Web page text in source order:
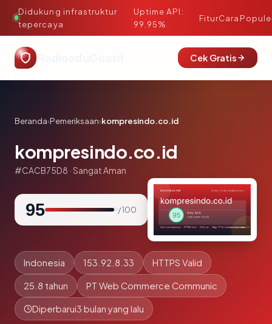
Didukung infrastruktur
tepercaya
·
Uptime API:
99.95%
FiturCara
Cek Gratis
Beranda›Pemeriksaan›kompresindo.co.id
kompresindo.co.id
#CACB75D8 · Sangat Aman
95 / 100
Indonesia 153.92.8.33 HTTPS Valid
25.8 tahun PT Web Commerce Communic
Diperbarui3 bulan yang lalu